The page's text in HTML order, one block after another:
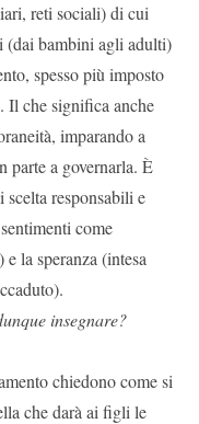
reti sociali) di cui
(dai bambini agli adulti)
spesso più imposto
Il che significa anche
imparando a
parte a governarla. È
scelta responsabili e
come
la speranza (intesa
insegnare?
chiedono come si
che darà ai figli le